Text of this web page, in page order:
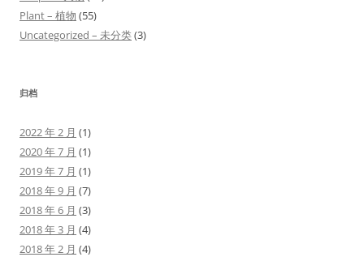
Plant – 植物 (55)
Uncategorized – 未分类(3)
归档
2022 年 2 月 (1)
2020 年 7 月 (1)
2019 年 7 月 (1)
2018 年 9 月 (7)
2018 年 6 月 (3)
2018 年 3 月 (4)
2018 年 2 月 (4)